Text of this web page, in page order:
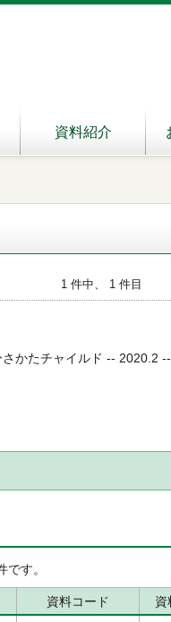
資料紹介
1 件中、 1 件目
かたチャイルド -- 2020.2
です。
資料コード 資